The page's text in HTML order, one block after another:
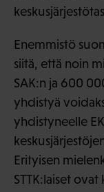
Enemmistö
siitä, että noin
SAK:n ja 600
yhdistyä
yhdistyneelle
Erityisen
STTK:laiset